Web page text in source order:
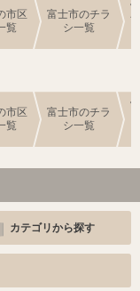
市区
覧
富士市のチラ
シ一覧
市区
覧
富士市のチラ
シ一覧
カテゴリから探す